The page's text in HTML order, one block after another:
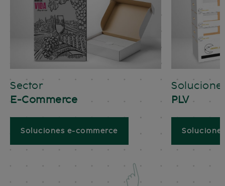
Sector
E-Commerce
Soluciones e-commerce
PLV